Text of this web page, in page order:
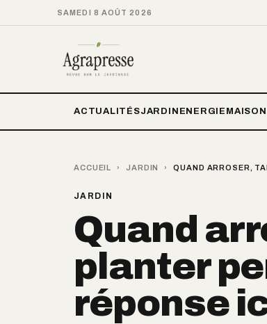
SAMEDI 8 AOÛT 2026
ACTUALITÉSJARDIN ENERGIE MAISON
ACCUEIL › JARDIN › QUAND ARROSER,
JARDIN
Quand
planter
réponse